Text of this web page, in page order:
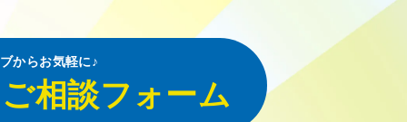
からお気軽に♪
相談フォーム